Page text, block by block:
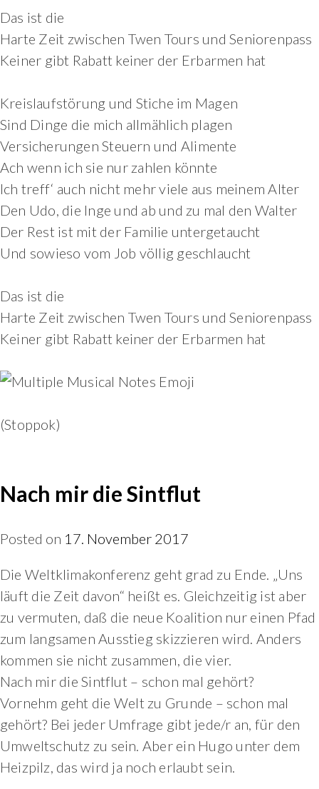
Das ist die
Harte Zeit zwischen Twen Tours und Seniorenpass
Keiner gibt Rabatt keiner der Erbarmen hat
Kreislaufstörung und Stiche im Magen
Sind Dinge die mich allmählich plagen
Versicherungen Steuern und Alimente
Ach wenn ich sie nur zahlen könnte
Ich treff‘ auch nicht mehr viele aus meinem Alter
Den Udo, die Inge und ab und zu mal den Walter
Der Rest ist mit der Familie untergetaucht
Und sowieso vom Job völlig geschlaucht
Das ist die
Harte Zeit zwischen Twen Tours und Seniorenpass
Keiner gibt Rabatt keiner der Erbarmen hat
(Stoppok)
Nach mir die Sintflut
Posted on 17. November 2017
Die Weltklimakonferenz geht grad zu Ende. „Uns
läuft die Zeit davon“ heißt es. Gleichzeitig ist aber
zu vermuten, daß die neue Koalition nur einen Pfad
zum langsamen Ausstieg skizzieren wird. Anders
kommen sie nicht zusammen, die vier.
Nach mir die Sintflut – schon mal gehört?
Vornehm geht die Welt zu Grunde – schon mal
gehört? Bei jeder Umfrage gibt jede/r an, für den
Umweltschutz zu sein. Aber ein Hugo unter dem
Heizpilz, das wird ja noch erlaubt sein.